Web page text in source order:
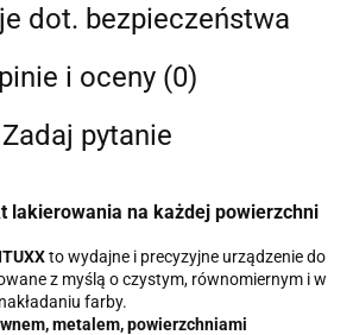
dot. bezpieczeństwa
i oceny (0)
Zadaj pytanie
lakierowania na każdej powierzchni
to wydajne i precyzyjne urządzenie do
z myślą o czystym, równomiernym i w
farby.
metalem, powierzchniami